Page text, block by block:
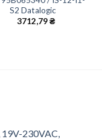
S2 Datalogic
3712,79₴
19V-230VAC,